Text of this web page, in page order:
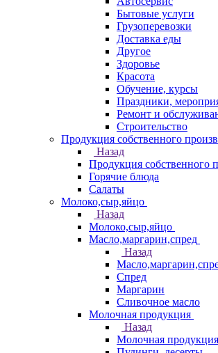
Бытовые услуги
Грузоперевозки
Доставка еды
Другое
Здоровье
Красота
Обучение, курсы
Праздники,
Ремонт и
Строительство
Продукция собственного
Назад
Продукция собственного
Горячие блюда
Салаты
Молоко,сыр,яйцо
Назад
Молоко,сыр,яйцо
Масло,маргарин,спред
Назад
Спред
Маргарин
Сливочное масло
Молочная продукция
Назад
Молочная продукция